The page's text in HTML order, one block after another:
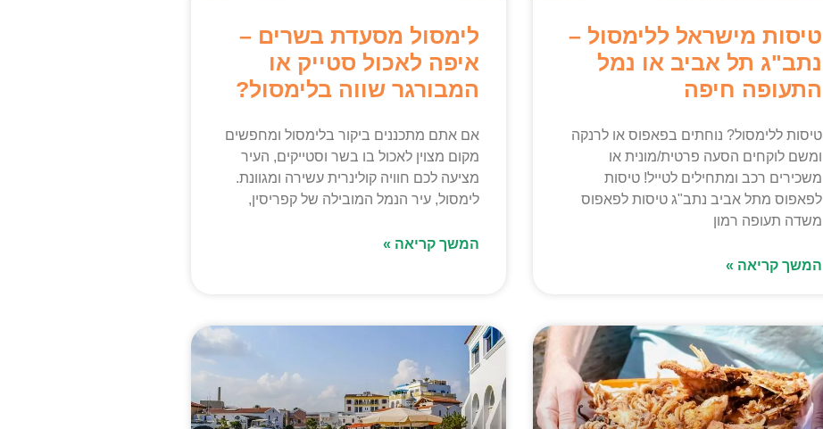
טיסות מישראל ללימסול –
נתב"ג תל אביב או נמל
התעופה חיפה
טיסות ללימסול? נוחתים בפאפוס או לרנקה
ומשם לוקחים הסעה פרטית/מונית או
משכירים רכב ומתחילים לטייל! טיסות
לפאפוס מתל אביב נתב"ג טיסות לפאפוס
משדה תעופה רמון
המשך קריאה »
לימסול מסעדת בשרים –
איפה לאכול סטייק או
המבורגר שווה בלימסול?
אם אתם מתכננים ביקור בלימסול ומחפשים
מקום מצוין לאכול בו בשר וסטייקים, העיר
מציעה לכם חוויה קולינרית עשירה ומגוונת.
לימסול, עיר הנמל המובילה של קפריסין,
המשך קריאה »